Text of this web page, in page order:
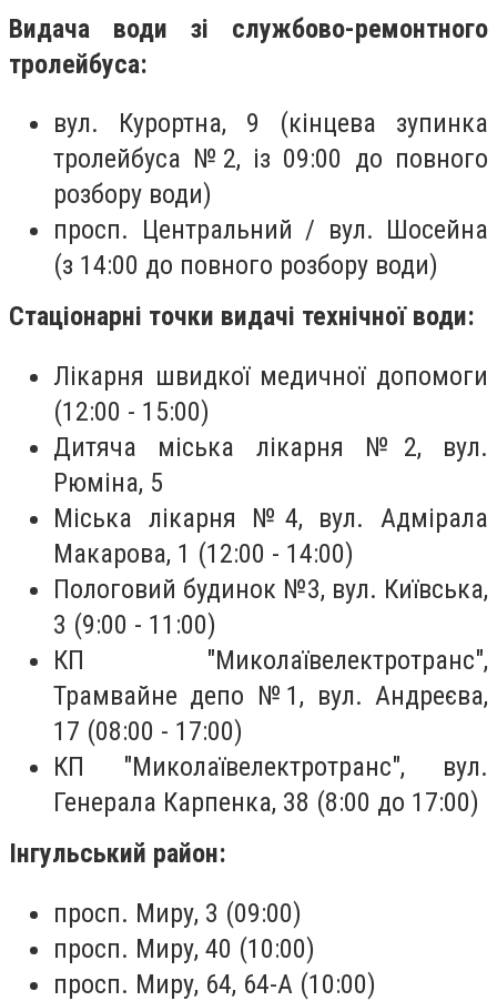
Видача води зі службово-ремонтного
тролейбуса:
вул. Курортна, 9 (кінцева зупинка
тролейбуса №2, із 09:00 до повного
розбору води)
просп. Центральний / вул. Шосейна
(з 14:00 до повного розбору води)
Стаціонарні точки видачі технічної води:
Лікарня швидкої медичної допомоги
(12:00 - 15:00)
Дитяча міська лікарня №2, вул.
Рюміна, 5
Міська лікарня №4, вул. Адмірала
Макарова, 1 (12:00 - 14:00)
Пологовий будинок №3, вул. Київська,
3 (9:00 - 11:00)
КП "Миколаївелектротранс",
Трамвайне депо №1, вул. Андреєва,
17 (08:00 - 17:00)
КП "Миколаївелектротранс", вул.
Генерала Карпенка, 38 (8:00 до 17:00)
Інгульський район:
просп. Миру, 3 (09:00)
просп. Миру, 40 (10:00)
просп. Миру, 64, 64-А (10:00)